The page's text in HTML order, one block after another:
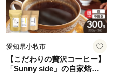
愛知県小牧市
【こだわりの贅沢コーヒー】
「Sunny side」の自家焙煎珈